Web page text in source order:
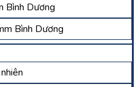
Bình Dương
Bình Dương